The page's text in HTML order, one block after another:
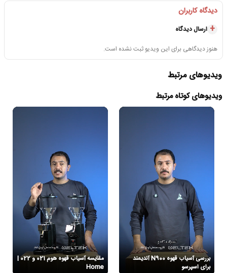
دیدگاه کاربران
ارسال دیدگاه
هنوز دیدگاهی برای این ویدیو ثبت نشده است.
ویدیوهای مرتبط
ویدیوهای کوتاه مرتبط
بررسی آسیاب قهوه N900 آندیمند
برای اسپرسو
مقایسه آسیاب قهوه هوم 021 و 022 |
Home